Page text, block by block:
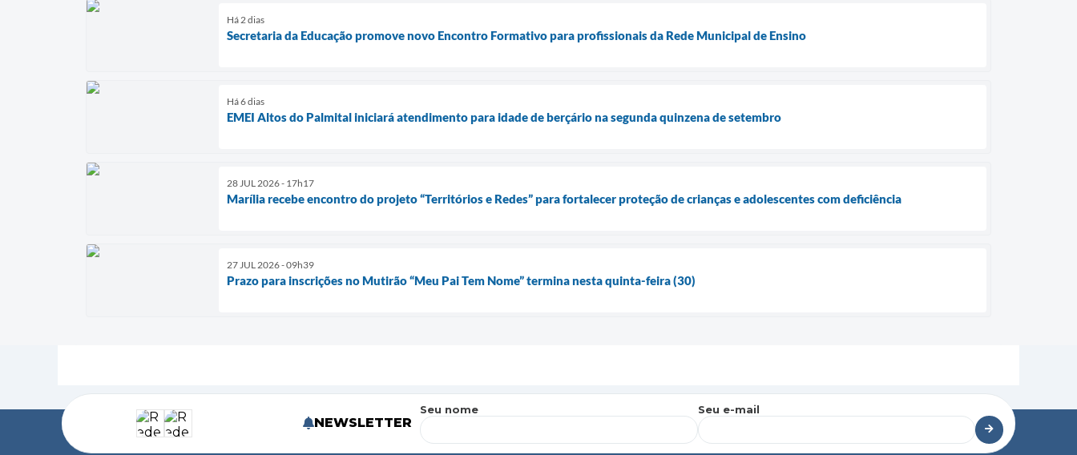
Há 2 dias
Secretaria da Educação promove novo Encontro Formativo para profissionais da Rede Municipal de Ensino
Há 6 dias
EMEI Altos do Palmital iniciará atendimento para idade de berçário na segunda quinzena de setembro
28 JUL 2026 - 17h17
Marília recebe encontro do projeto “Territórios e Redes” para fortalecer proteção de crianças e adolescentes com deficiência
27 JUL 2026 - 09h39
Prazo para inscrições no Mutirão “Meu Pai Tem Nome” termina nesta quinta-feira (30)
NEWSLETTER
Seu nome Seu e-mail